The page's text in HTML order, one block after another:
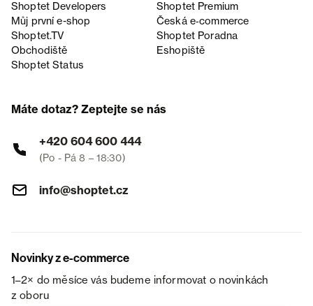
Shoptet Developers
Shoptet Premium
Můj první e-shop
Česká e‑commerce
Shoptet.TV
Shoptet Poradna
Obchodiště
Eshopiště
Shoptet Status
Máte dotaz? Zeptejte se nás
+420 604 600 444
(Po - Pá 8 – 18:30)
info@shoptet.cz
Novinky z e-commerce
1–2× do měsíce vás budeme informovat o novinkách
z oboru